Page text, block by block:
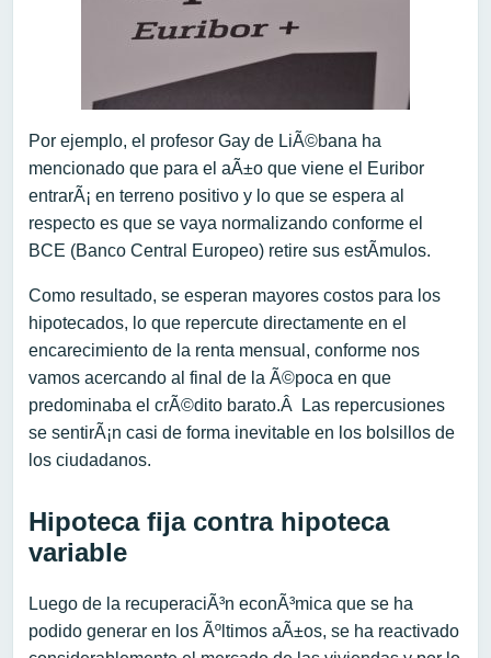
Por ejemplo, el profesor Gay de LiÃ©bana ha
mencionado que para el aÃ±o que viene el Euribor
entrarÃ¡ en terreno positivo y lo que se espera al
respecto es que se vaya normalizando conforme el
BCE (Banco Central Europeo) retire sus estÃ­mulos.
Como resultado, se esperan mayores costos para los
hipotecados, lo que repercute directamente en el
encarecimiento de la renta mensual, conforme nos
vamos acercando al final de la Ã©poca en que
predominaba el crÃ©dito barato.Â Las repercusiones
se sentirÃ¡n casi de forma inevitable en los bolsillos de
los ciudadanos.
Hipoteca fija contra hipoteca
variable
Luego de la recuperaciÃ³n econÃ³mica que se ha
podido generar en los Ãºltimos aÃ±os, se ha reactivado